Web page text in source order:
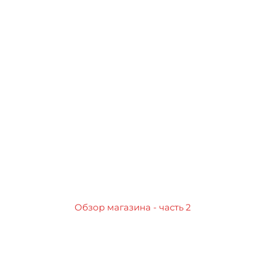
Обзор магазина - часть 2